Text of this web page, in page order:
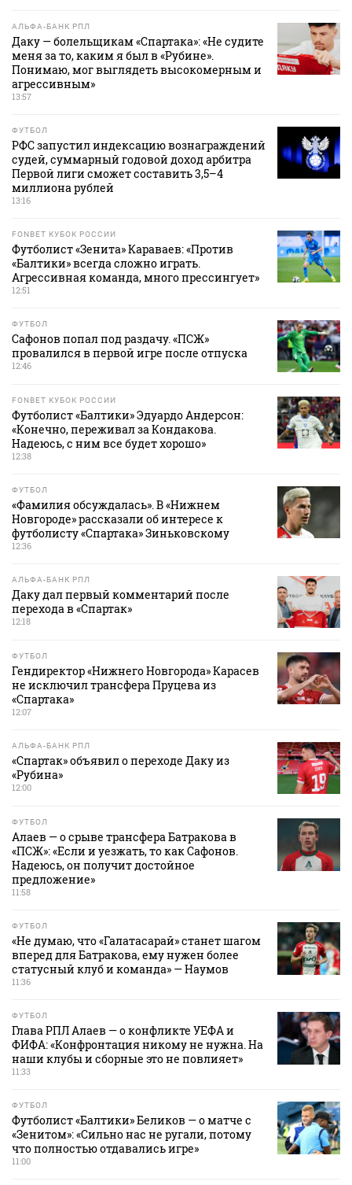
АЛЬФА-БАНК РПЛ
Даку — болельщикам «Спартака»: «Не судите
меня за то, каким я был в «Рубине».
Понимаю, мог выглядеть высокомерным и
агрессивным»
13:57
ФУТБОЛ
РФС запустил индексацию вознаграждений
судей, суммарный годовой доход арбитра
Первой лиги сможет составить 3,5–4
миллиона рублей
13:16
FONBET КУБОК РОССИИ
Футболист «Зенита» Караваев: «Против
«Балтики» всегда сложно играть.
Агрессивная команда, много прессингует»
12:51
ФУТБОЛ
Сафонов попал под раздачу. «ПСЖ»
провалился в первой игре после отпуска
12:46
FONBET КУБОК РОССИИ
Футболист «Балтики» Эдуардо Андерсон:
«Конечно, переживал за Кондакова.
Надеюсь, с ним все будет хорошо»
12:38
ФУТБОЛ
«Фамилия обсуждалась». В «Нижнем
Новгороде» рассказали об интересе к
футболисту «Спартака» Зиньковскому
12:36
АЛЬФА-БАНК РПЛ
Даку дал первый комментарий после
перехода в «Спартак»
12:18
ФУТБОЛ
Гендиректор «Нижнего Новгорода» Карасев
не исключил трансфера Пруцева из
«Спартака»
12:07
АЛЬФА-БАНК РПЛ
«Спартак» объявил о переходе Даку из
«Рубина»
12:00
ФУТБОЛ
Алаев — о срыве трансфера Батракова в
«ПСЖ»: «Если и уезжать, то как Сафонов.
Надеюсь, он получит достойное
предложение»
11:58
ФУТБОЛ
«Не думаю, что «Галатасарай» станет шагом
вперед для Батракова, ему нужен более
статусный клуб и команда» — Наумов
11:36
ФУТБОЛ
Глава РПЛ Алаев — о конфликте УЕФА и
ФИФА: «Конфронтация никому не нужна. На
наши клубы и сборные это не повлияет»
11:33
ФУТБОЛ
Футболист «Балтики» Беликов — о матче с
«Зенитом»: «Сильно нас не ругали, потому
что полностью отдавались игре»
11:00